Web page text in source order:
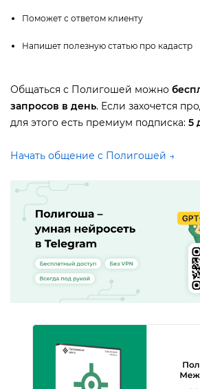
Поможет с ответом клиенту
Напишет полезную статью про кадастр
Общаться с Полигошей можно
запросов в день. Если захочется
для этого есть премиум подписка: 5
Начать общение с Полигошей →